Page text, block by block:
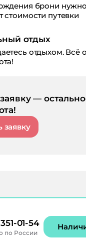
брони
стоимости путевки
отдых
отдыхом. Всё
—
заявку
01-54
по России